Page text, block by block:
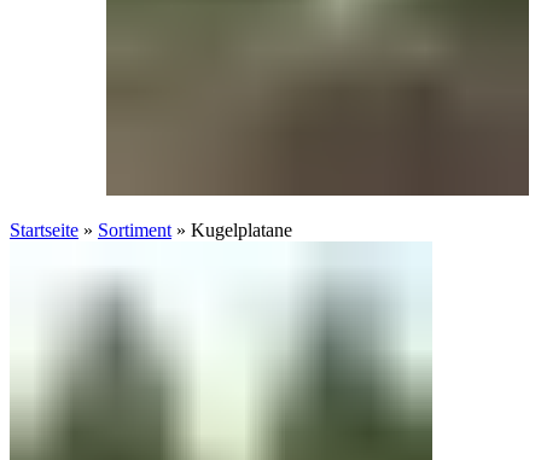
Startseite » Sortiment » Kugelplatane